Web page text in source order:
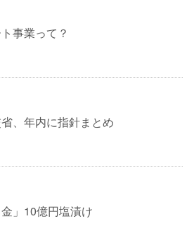
事業って？
、年内に指針まとめ
」10億円塩漬け